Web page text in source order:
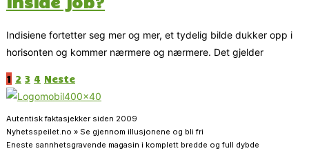
Indisiene fortetter seg mer og mer, et tydelig bilde dukker opp i
horisonten og kommer nærmere og nærmere. Det gjelder
1 2 3 4 Neste
Autentisk faktasjekker siden 2009
Nyhetsspeilet.no » Se gjennom illusjonene og bli fri
Eneste sannhetsgravende magasin i komplett bredde og full dybde